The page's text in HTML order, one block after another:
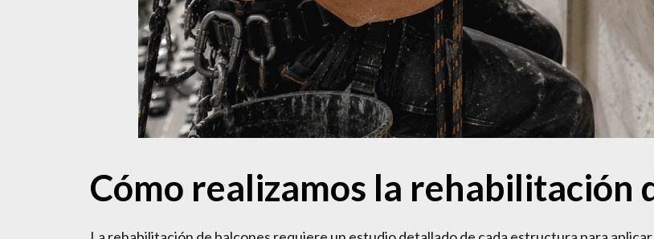
Cómo realizamos la rehabilitación